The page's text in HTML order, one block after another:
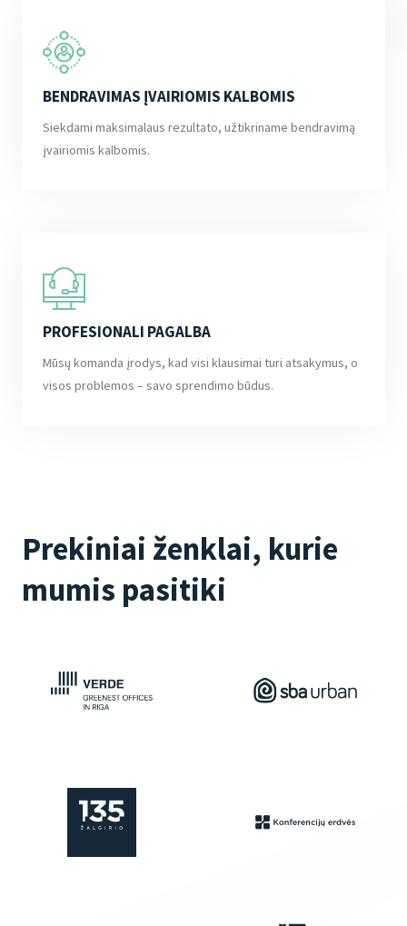
BENDRAVIMAS ĮVAIRIOMIS KALBOMIS
Siekdami maksimalaus rezultato, užtikriname bendravimą
įvairiomis kalbomis.
PROFESIONALI PAGALBA
Mūsų komanda įrodys, kad visi klausimai turi atsakymus, o
visos problemos – savo sprendimo būdus.
Prekiniai ženklai, kurie
mumis pasitiki